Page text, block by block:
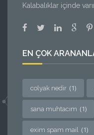
Kalabalıklar içinde
EN ÇOK
colyak nedir (1)
sana muhtacım (1)
exim spam mail (1)